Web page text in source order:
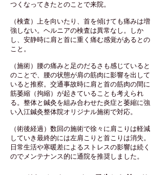
つくなってきたとのことで来院。
（検査）上を向いたり、首を傾けても痛みは増
強しない。ヘルニアの検査は異常なし。しか
し、安静時に肩と首に重く痛む感覚があるとの
こと。
（施術）腰の痛みと足のだるさも感じていると
のことで、腰の状態が肩の筋肉に影響を出して
いると推察。交通事故時に肩と首の筋肉の間に
筋萎縮（拘縮）が起きていることも考えられ
る。整体と鍼灸を組み合わせた炎症と萎縮に強
い入江鍼灸整体院オリジナル施術で対応。
​（術後経過）数回の施術で徐々に肩こりは軽減
していき最終的には左肩こりと首こりは消失。
日常生活や寒暖差によるストレスの影響は続く
のでメンテナンス的に通院を推奨しました。